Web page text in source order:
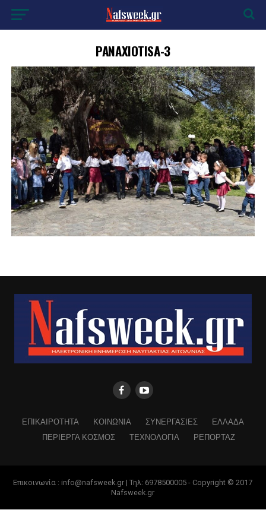
PANAXIOTISA-3
ΕΠΙΚΑΙΡΟΤΗΤΑ ΚΟΙΝΩΝΙΑ ΣΥΝΕΡΓΑΣΙΕΣ
ΕΛΛΑΔΑ
ΠΕΡΙΕΡΓΑ ΚΟΣΜΟΣ
ΤΕΧΝΟΛΟΓΙΑ ΡΕΠΟΡΤΑΖ
Επικοινωνία : info@nafsweek.gr | Τηλ: 6978500005 - Copyright © 2017
Nafsweek.gr